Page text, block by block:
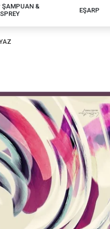
ŞAMPUAN &
SPREY
EŞARP